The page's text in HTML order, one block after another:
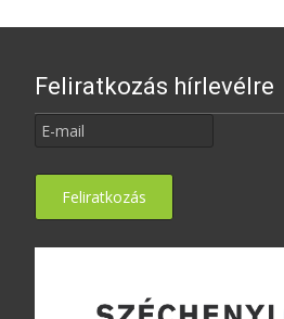
Feliratkozás hírlevélre